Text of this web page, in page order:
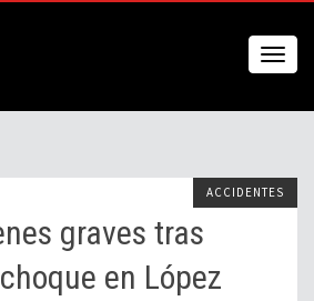
ACCIDENTES
graves tras
en López